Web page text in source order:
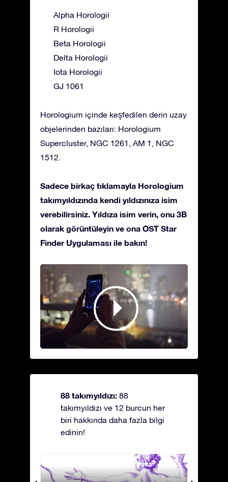
Alpha Horologii
R Horologii
Beta Horologii
Delta Horologii
Iota Horologii
GJ 1061
Horologium içinde keşfedilen derin uzay
objelerinden bazıları: Horologium
Supercluster, NGC 1261, AM 1, NGC
1512.
Sadece birkaç tıklamayla Horologium
takımyıldızında kendi yıldızınıza isim
verebilirsiniz. Yıldıza isim verin, onu 3B
olarak görüntüleyin ve ona OST Star
Finder Uygulaması ile bakın!
88 takımyıldızı: 88
takımyıldızı ve 12 burcun her
biri hakkında daha fazla bilgi
edinin!
Andromeda - Zincirli Prenses